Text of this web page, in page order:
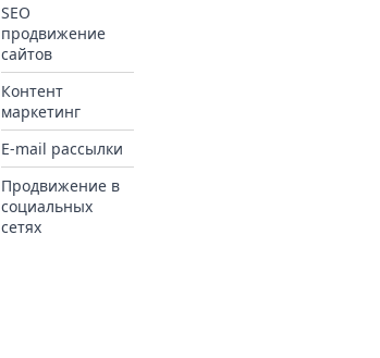
SEO
продвижение
сайтов
Контент
маркетинг
E-mail рассылки
Продвижение в
социальных
сетях